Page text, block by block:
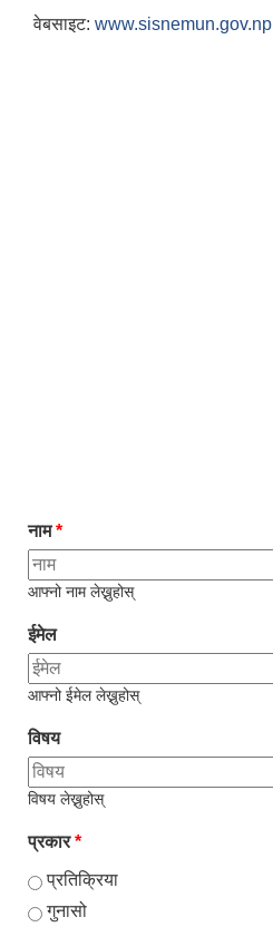
वेबसाइट: www.sisnemun.gov.np
नाम*
आफ्नो नाम लेख्नुहोस्
ईमेल
आफ्नो ईमेल लेख्नुहोस्
विषय
विषय लेख्नुहोस्
प्रकार*
प्रतिक्रिया
गुनासो